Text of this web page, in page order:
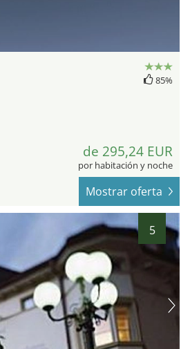
85%
de 295,24 EUR
por habitación y noche
Mostrar oferta
5